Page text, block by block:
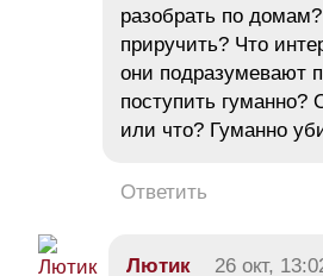
разобрать по
приручить? Что
они подразумевают
поступить гуманно?
или что? Гуманно
Ответить
Лютик 26 окт,